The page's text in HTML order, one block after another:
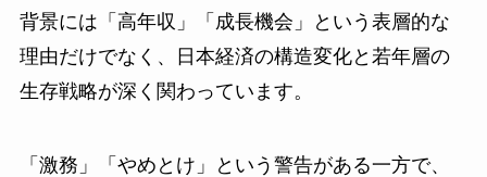
背景には「高年収」「成長機会」という表層的な
理由だけでなく、日本経済の構造変化と若年層の
生存戦略が深く関わっています。
「激務」「やめとけ」という警告がある一方で、